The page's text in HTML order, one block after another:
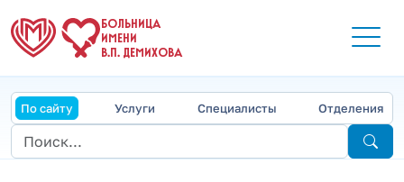
БОЛЬНИЦА
ИМЕНИ
В.П. ДЕМИХОВА
По сайту Услуги Специалисты Отделения